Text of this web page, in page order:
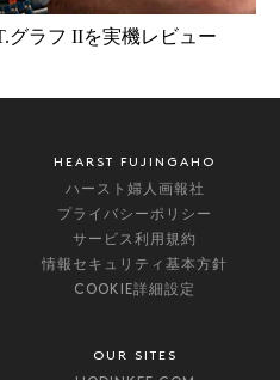
グラフ IIを実機レビュー
HEARST FUJINGAHO
ハースト婦人画報社
プライバシーポリシー
サービス利用規約
情報セキュリティ基本方針
COOKIE詳細設定
OUR SITES